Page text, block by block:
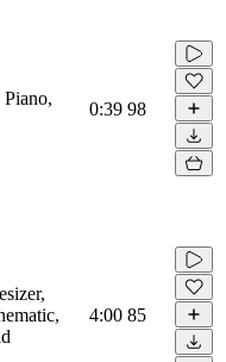
0:39 98
4:00 85